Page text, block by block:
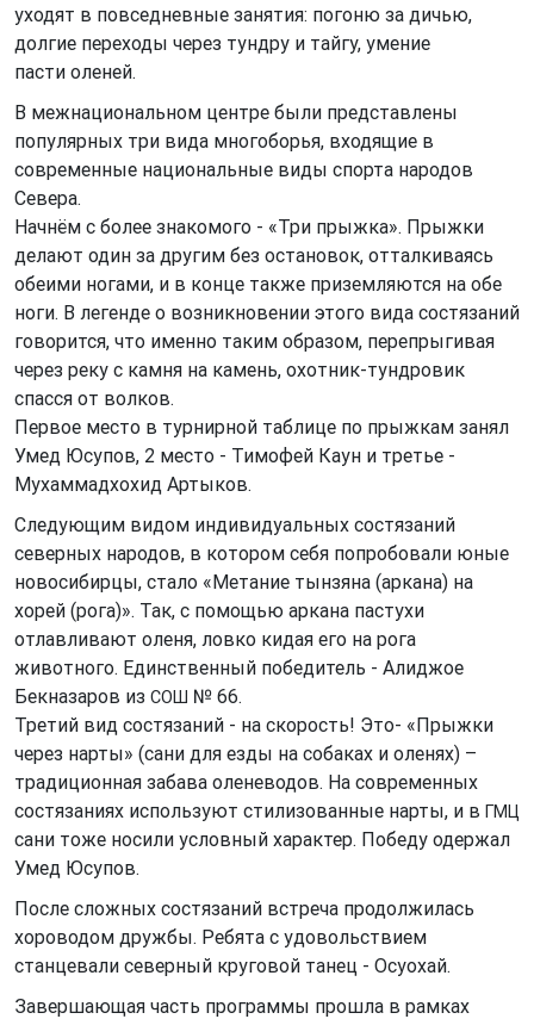
уходят в повседневные занятия: погоню за дичью,
долгие переходы через тундру и тайгу, умение
пасти оленей.
В межнациональном центре были представлены
популярных три вида многоборья, входящие в
современные национальные виды спорта народов
Севера.
Начнём с более знакомого - «Три прыжка». Прыжки
делают один за другим без остановок, отталкиваясь
обеими ногами, и в конце также приземляются на обе
ноги. В легенде о возникновении этого вида состязаний
говорится, что именно таким образом, перепрыгивая
через реку с камня на камень, охотник-тундровик
спасся от волков.
Первое место в турнирной таблице по прыжкам занял
Умед Юсупов, 2 место - Тимофей Каун и третье -
Мухаммадхохид Артыков.
Следующим видом индивидуальных состязаний
северных народов, в котором себя попробовали юные
новосибирцы, стало «Метание тынзяна (аркана) на
хорей (рога)». Так, с помощью аркана пастухи
отлавливают оленя, ловко кидая его на рога
животного. Единственный победитель - Алиджое
Бекназаров из СОШ № 66.
Третий вид состязаний - на скорость! Это- «Прыжки
через нарты» (сани для езды на собаках и оленях) –
традиционная забава оленеводов. На современных
состязаниях используют стилизованные нарты, и в ГМЦ
сани тоже носили условный характер. Победу одержал
Умед Юсупов.
После сложных состязаний встреча продолжилась
хороводом дружбы. Ребята с удовольствием
станцевали северный круговой танец - Осуохай.
Завершающая часть программы прошла в рамках